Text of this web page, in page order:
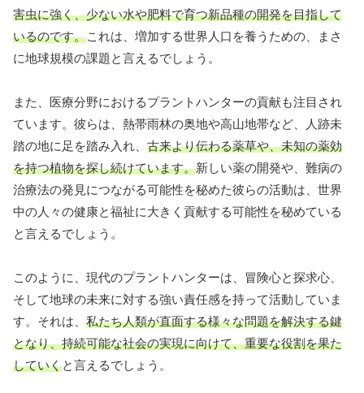
害虫に強く、少ない水や肥料で育つ新品種の開発を目指して
いるのです。これは、増加する世界人口を養うための、まさ
に地球規模の課題と言えるでしょう。
また、医療分野におけるプラントハンターの貢献も注目され
ています。彼らは、熱帯雨林の奥地や高山地帯など、人跡未
踏の地に足を踏み入れ、 古来より伝わる薬草や、未知の薬効
を持つ植物を探し続けています。新しい薬の開発や、難病の
治療法の発見につながる可能性を秘めた彼らの活動は、世界
中の人々の健康と福祉に大きく貢献する可能性を秘めている
と言えるでしょう。
このように、現代のプラントハンターは、冒険心と探求心、
そして地球の未来に対する強い責任感を持って活動していま
す。それは、 私たち人類が直面する様々な問題を解決する鍵
となり、持続可能な社会の実現に向けて、重要な役割を果た
していくと言えるでしょう。